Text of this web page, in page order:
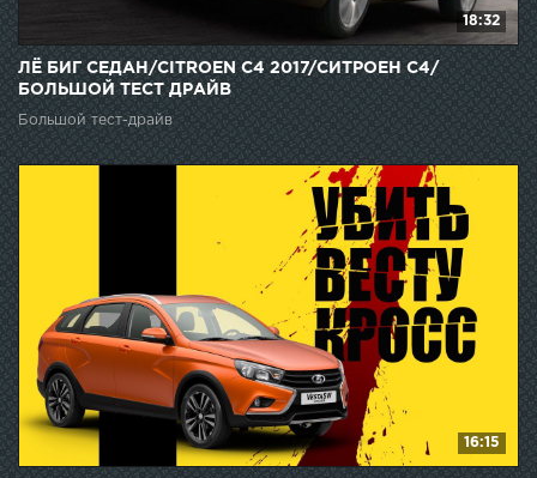
18:32
ЛЁ БИГ СЕДАН/CITROEN C4 2017/СИТРОЕН С4/
БОЛЬШОЙ ТЕСТ ДРАЙВ
Большой тест-драйв
16:15